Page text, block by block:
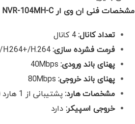
مشخصات فنی ان وی ار NVR-104MH-C
تعداد کانال:4 کانال
فرمت فشرده سازی:H.265+/H.265/H.264+/H.264
پهنای باند ورودی: 40Mbps
پهنای باند خروجی: 80Mbps
مشخصات هارد:پشتیبانی از 1 هارد (حداکثر ظرفیت 8 ترابایت)
خروجی اسپیکر: دارد